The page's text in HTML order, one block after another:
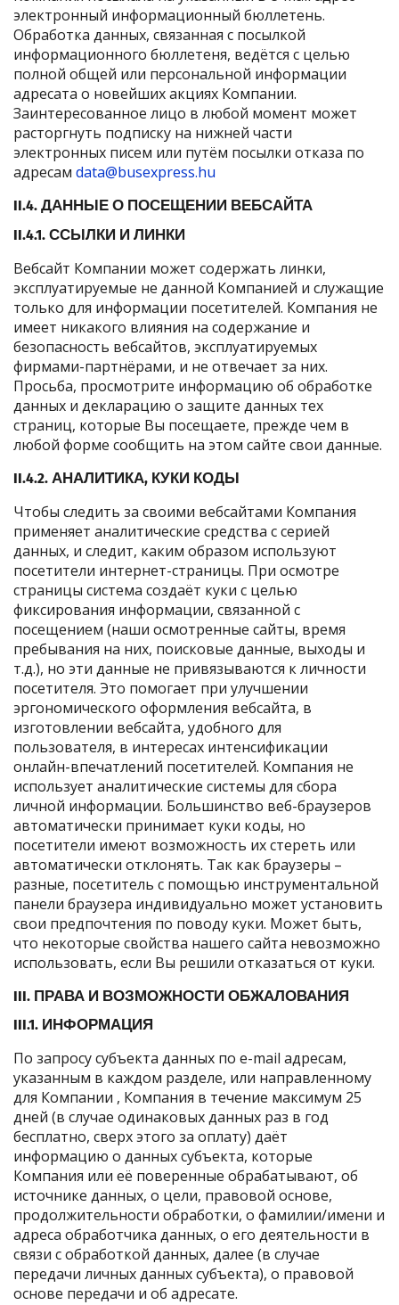
электронный информационный бюллетень.
Обработка данных, связанная с посылкой
информационного бюллетеня, ведётся с целью
полной общей или персональной информации
адресата о новейших акциях Компании.
Заинтересованное лицо в любой момент может
расторгнуть подписку на нижней части
электронных писем или путём посылки отказа по
адресам data@busexpress.hu
II.4. ДАННЫЕ О ПОСЕЩЕНИИ ВЕБСАЙТА
II.4.1. ССЫЛКИ И ЛИНКИ
Вебсайт Компании может содержать линки,
эксплуатируемые не данной Компанией и служащие
только для информации посетителей. Компания не
имеет никакого влияния на содержание и
безопасность вебсайтов, эксплуатируемых
фирмами-партнёрами, и не отвечает за них.
Просьба, просмотрите информацию об обработке
данных и декларацию о защите данных тех
страниц, которые Вы посещаете, прежде чем в
любой форме сообщить на этом сайте свои данные.
II.4.2. АНАЛИТИКА, КУКИ КОДЫ
Чтобы следить за своими вебсайтами Компания
применяет аналитические средства с серией
данных, и следит, каким образом используют
посетители интернет-страницы. При осмотре
страницы система создаёт куки с целью
фиксирования информации, связанной с
посещением (наши осмотренные сайты, время
пребывания на них, поисковые данные, выходы и
т.д.), но эти данные не привязываются к личности
посетителя. Это помогает при улучшении
эргономического оформления вебсайта, в
изготовлении вебсайта, удобного для
пользователя, в интересах интенсификации
онлайн-впечатлений посетителей. Компания не
использует аналитические системы для сбора
личной информации. Большинство веб-браузеров
автоматически принимает куки коды, но
посетители имеют возможность их стереть или
автоматически отклонять. Так как браузеры –
разные, посетитель с помощью инструментальной
панели браузера индивидуально может установить
свои предпочтения по поводу куки. Может быть,
что некоторые свойства нашего сайта невозможно
использовать, если Вы решили отказаться от куки.
III. ПРАВА И ВОЗМОЖНОСТИ ОБЖАЛОВАНИЯ
III.1. ИНФОРМАЦИЯ
По запросу субъекта данных по e-mail адресам,
указанным в каждом разделе, или направленному
для Компании , Компания в течение максимум 25
дней (в случае одинаковых данных раз в год
бесплатно, сверх этого за оплату) даёт
информацию о данных субъекта, которые
Компания или её поверенные обрабатывают, об
источнике данных, о цели, правовой основе,
продолжительности обработки, о фамилии/имени и
адреса обработчика данных, о его деятельности в
связи с обработкой данных, далее (в случае
передачи личных данных субъекта), о правовой
основе передачи и об адресате.